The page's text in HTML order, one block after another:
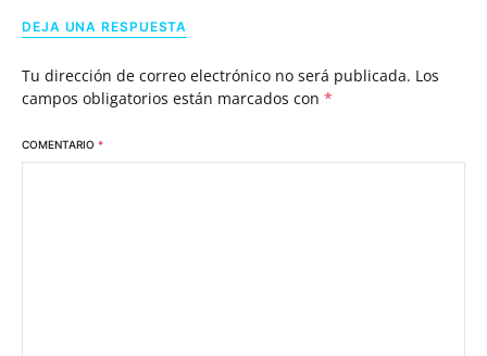
DEJA UNA RESPUESTA
Tu dirección de correo electrónico no será publicada. Los
campos obligatorios están marcados con *
COMENTARIO *